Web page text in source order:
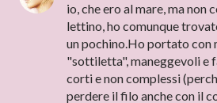
io, che ero al mare, ma non
lettino, ho comunque
un pochino.Ho portato con
"sottiletta", maneggevoli e
corti e non complessi
perdere il filo anche con il